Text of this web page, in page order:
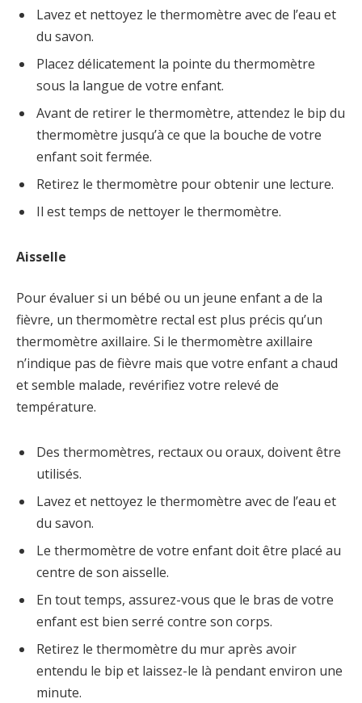
Lavez et nettoyez le thermomètre avec de l’eau et
du savon.
Placez délicatement la pointe du thermomètre
sous la langue de votre enfant.
Avant de retirer le thermomètre, attendez le bip du
thermomètre jusqu’à ce que la bouche de votre
enfant soit fermée.
Retirez le thermomètre pour obtenir une lecture.
Il est temps de nettoyer le thermomètre.
Aisselle
Pour évaluer si un bébé ou un jeune enfant a de la
fièvre, un thermomètre rectal est plus précis qu’un
thermomètre axillaire. Si le thermomètre axillaire
n’indique pas de fièvre mais que votre enfant a chaud
et semble malade, revérifiez votre relevé de
température.
Des thermomètres, rectaux ou oraux, doivent être
utilisés.
Lavez et nettoyez le thermomètre avec de l’eau et
du savon.
Le thermomètre de votre enfant doit être placé au
centre de son aisselle.
En tout temps, assurez-vous que le bras de votre
enfant est bien serré contre son corps.
Retirez le thermomètre du mur après avoir
entendu le bip et laissez-le là pendant environ une
minute.